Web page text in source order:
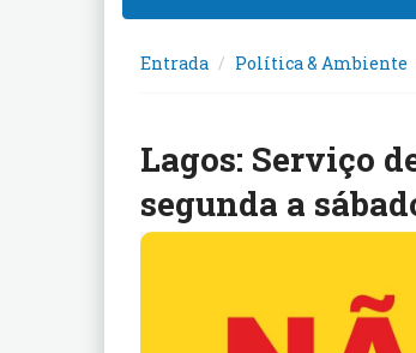
Entrada Política & Ambiente
Lagos: Serviço
segunda a